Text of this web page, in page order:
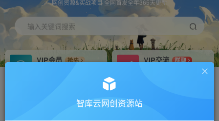
网创资源&实战项目 全网首发全年365天更新
输入关键词搜索
VIP会员
抢先
VIP交流
群聊
研究探讨更多创业项目路子。
会员专属推广链接智库云网创资源站